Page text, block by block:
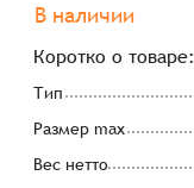
В наличии
Коротко о товаре:
Тип
Размер max
Вес нетто